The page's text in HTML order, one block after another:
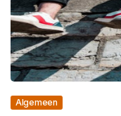
Algemeen